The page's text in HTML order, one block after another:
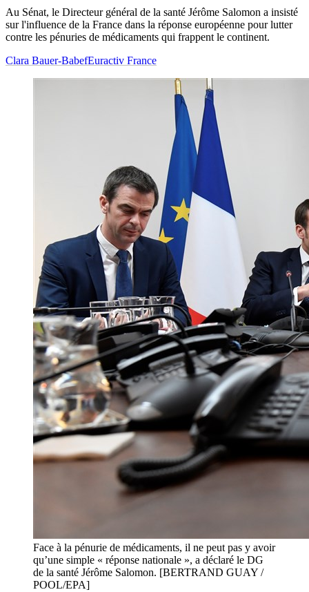
Au Sénat, le Directeur général de la santé Jérôme Salomon a insisté
sur l'influence de la France dans la réponse européenne pour lutter
contre les pénuries de médicaments qui frappent le continent.
Clara Bauer-BabefEuractiv France
Face à la pénurie de médicaments, il ne peut pas y avoir
qu’une simple « réponse nationale », a déclaré le DG
de la santé Jérôme Salomon. [BERTRAND GUAY /
POOL/EPA]